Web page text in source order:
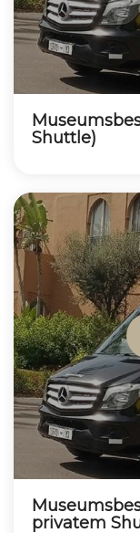
Shuttle)
privatem